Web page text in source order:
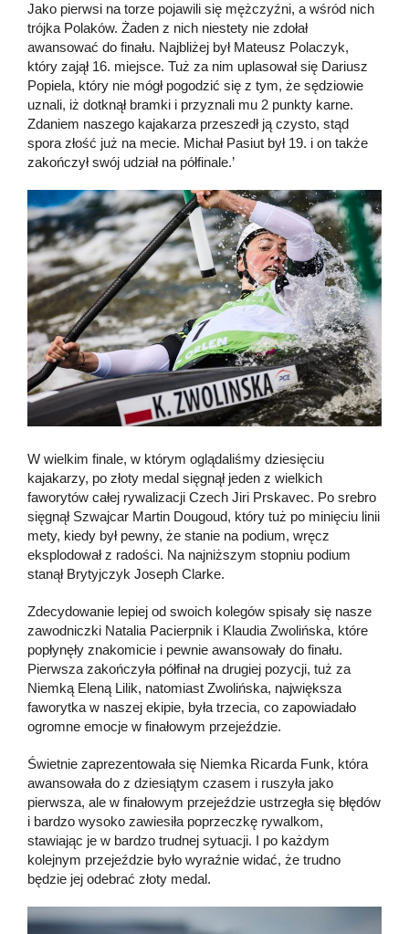
Jako pierwsi na torze pojawili się mężczyźni, a wśród nich
trójka Polaków. Żaden z nich niestety nie zdołał
awansować do finału. Najbliżej był Mateusz Polaczyk,
który zajął 16. miejsce. Tuż za nim uplasował się Dariusz
Popiela, który nie mógł pogodzić się z tym, że sędziowie
uznali, iż dotknął bramki i przyznali mu 2 punkty karne.
Zdaniem naszego kajakarza przeszedł ją czysto, stąd
spora złość już na mecie. Michał Pasiut był 19. i on także
zakończył swój udział na półfinale.’
W wielkim finale, w którym oglądaliśmy dziesięciu
kajakarzy, po złoty medal sięgnął jeden z wielkich
faworytów całej rywalizacji Czech Jiri Prskavec. Po srebro
sięgnął Szwajcar Martin Dougoud, który tuż po minięciu linii
mety, kiedy był pewny, że stanie na podium, wręcz
eksplodował z radości. Na najniższym stopniu podium
stanął Brytyjczyk Joseph Clarke.
Zdecydowanie lepiej od swoich kolegów spisały się nasze
zawodniczki Natalia Pacierpnik i Klaudia Zwolińska, które
popłynęły znakomicie i pewnie awansowały do finału.
Pierwsza zakończyła półfinał na drugiej pozycji, tuż za
Niemką Eleną Lilik, natomiast Zwolińska, największa
faworytka w naszej ekipie, była trzecia, co zapowiadało
ogromne emocje w finałowym przejeździe.
Świetnie zaprezentowała się Niemka Ricarda Funk, która
awansowała do z dziesiątym czasem i ruszyła jako
pierwsza, ale w finałowym przejeździe ustrzegła się błędów
i bardzo wysoko zawiesiła poprzeczkę rywalkom,
stawiając je w bardzo trudnej sytuacji. I po każdym
kolejnym przejeździe było wyraźnie widać, że trudno
będzie jej odebrać złoty medal.